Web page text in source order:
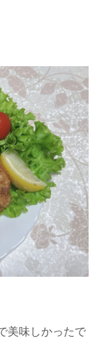
美味しかったで